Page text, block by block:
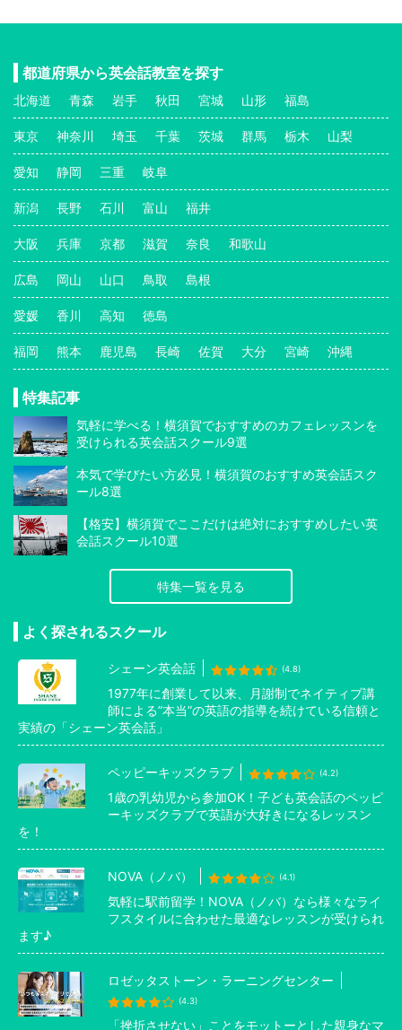
都道府県から英会話教室を探す
北海道 青森 岩手 秋田 宮城 山形 福島
東京 神奈川 埼玉 千葉 茨城 群馬 栃木 山梨
愛知 静岡 三重 岐阜
新潟 長野 石川 富山 福井
大阪 兵庫 京都 滋賀 奈良 和歌山
広島 岡山 山口 鳥取 島根
愛媛 香川 高知 徳島
福岡 熊本 鹿児島 長崎 佐賀 大分 宮崎 沖縄
特集記事
気軽に学べる！横須賀でおすすめのカフェレッスンを
受けられる英会話スクール9選
本気で学びたい方必見！横須賀のおすすめ英会話スク
ール8選
【格安】横須賀でここだけは絶対におすすめしたい英
会話スクール10選
特集一覧を見る
よく探されるスクール
シェーン英会話 (4.8)
1977年に創業して以来、月謝制でネイティブ講
師による”本当”の英語の指導を続けている信頼と
実績の「シェーン英会話」
ペッピーキッズクラブ (4.2)
1歳の乳幼児から参加OK！子ども英会話のペッピ
ーキッズクラブで英語が大好きになるレッスン
を！
NOVA（ノバ） (4.1)
気軽に駅前留学！NOVA（ノバ）なら様々なライ
フスタイルに合わせた最適なレッスンが受けられ
ます♪
ロゼッタストーン・ラーニングセンター
(4.3)
「挫折させない」ことをモットーとした親身なマ